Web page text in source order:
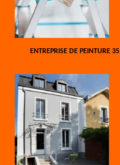
ENTREPRISE DE PEINTURE 35